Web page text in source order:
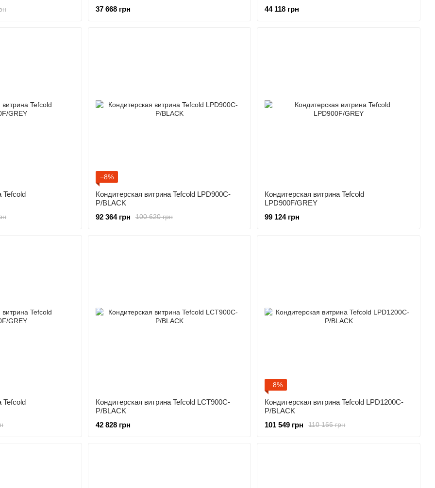
37 668 грн
44 118 грн
Tefcold
−8%
Кондитерская витрина Tefcold LPD900C-
P/BLACK
100 620 грн
92 364 грн
Кондитерская витрина Tefcold
LPD900F/GREY
99 124 грн
Tefcold
Кондитерская витрина Tefcold LCT900C-
P/BLACK
42 828 грн
−8%
Кондитерская витрина Tefcold LPD1200C-
P/BLACK
110 166 грн
101 549 грн